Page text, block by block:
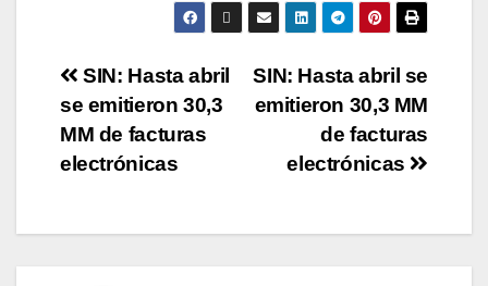
SIN: Hasta abril se
emitieron 30,3 MM
de facturas
electrónicas
SIN: Hasta abril
se emitieron 30,3
MM de facturas
electrónicas